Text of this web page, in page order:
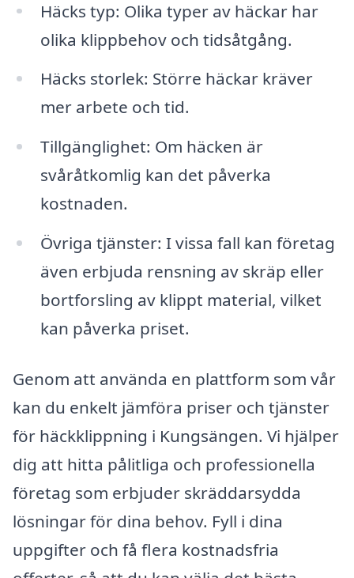
Häcks typ: Olika typer av häckar har
olika klippbehov och tidsåtgång.
Häcks storlek: Större häckar kräver
mer arbete och tid.
Tillgänglighet: Om häcken är
svåråtkomlig kan det påverka
kostnaden.
Övriga tjänster: I vissa fall kan företag
även erbjuda rensning av skräp eller
bortforsling av klippt material, vilket
kan påverka priset.
Genom att använda en plattform som vår
kan du enkelt jämföra priser och tjänster
för häckklippning i Kungsängen. Vi hjälper
dig att hitta pålitliga och professionella
företag som erbjuder skräddarsydda
lösningar för dina behov. Fyll i dina
uppgifter och få flera kostnadsfria